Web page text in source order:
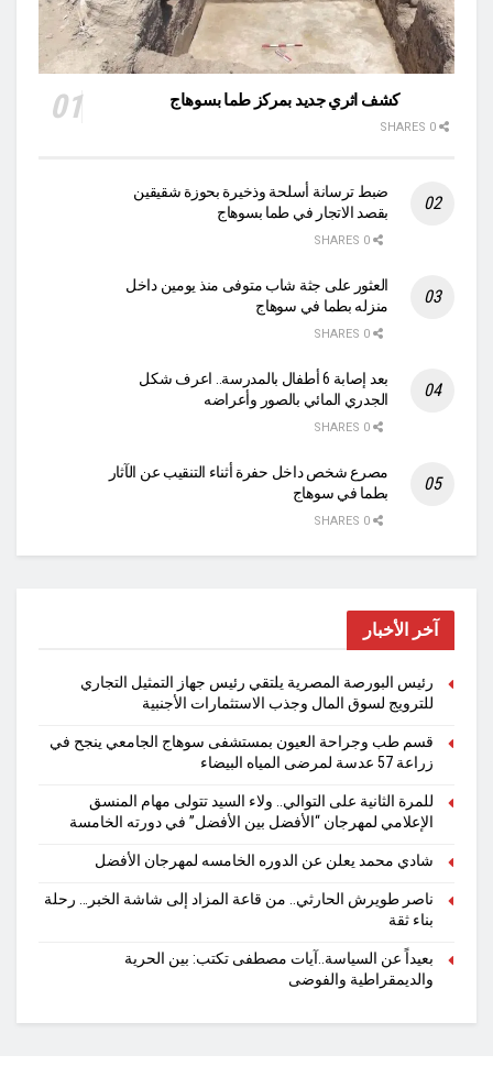
كشف اثري جديد بمركز طما بسوهاج
ضبط ترسانة أسلحة وذخيرة بحوزة شقيقين
بقصد الاتجار في طما بسوهاج
العثور على جثة شاب متوفى منذ يومين داخل
منزله بطما في سوهاج
بعد إصابة 6 أطفال بالمدرسة.. اعرف شكل
الجدري المائي بالصور وأعراضه
مصرع شخص داخل حفرة أثناء التنقيب عن الآثار
بطما في سوهاج
آخر الأخبار
رئيس البورصة المصرية يلتقي رئيس جهاز التمثيل التجاري
للترويج لسوق المال وجذب الاستثمارات الأجنبية
قسم طب وجراحة العيون بمستشفى سوهاج الجامعي ينجح في
زراعة 57 عدسة لمرضى المياه البيضاء
للمرة الثانية على التوالي.. ولاء السيد تتولى مهام المنسق
الإعلامي لمهرجان “الأفضل بين الأفضل” في دورته الخامسة
شادي محمد يعلن عن الدوره الخامسه لمهرجان الأفضل
ناصر طويرش الحارثي.. من قاعة المزاد إلى شاشة الخبر… رحلة
بناء ثقة
بعيداً عن السياسة..آيات مصطفى تكتب: بين الحرية
والديمقراطية والفوضى